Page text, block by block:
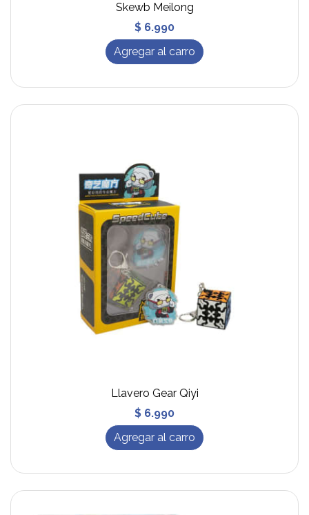
Skewb Meilong
$ 6.990
Agregar al carro
Llavero Gear Qiyi
$ 6.990
Agregar al carro